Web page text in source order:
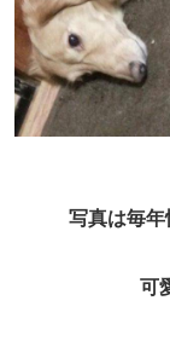
写真は毎年
可